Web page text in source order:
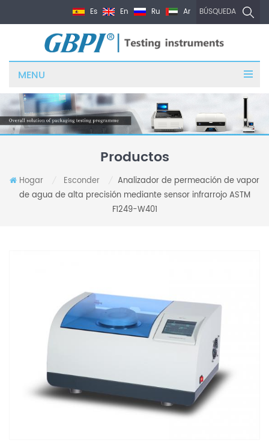
BÚSQUEDA
Es En Ru Ar
MENU
Productos
Hogar Esconder
Analizador de permeación de vapor
de agua de alta precisión mediante sensor infrarrojo ASTM
F1249-W401